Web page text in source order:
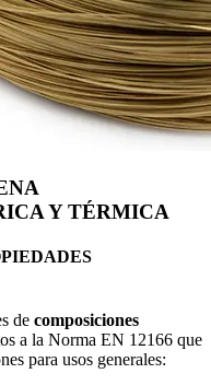
Y TÉRMICA
de composiciones
a la Norma EN 12166 que
para usos generales: